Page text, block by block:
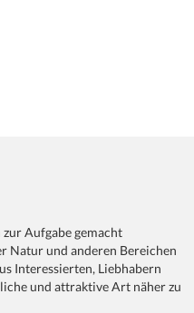
zur Aufgabe gemacht
Natur und anderen Bereichen
Interessierten, Liebhabern
und attraktive Art näher zu